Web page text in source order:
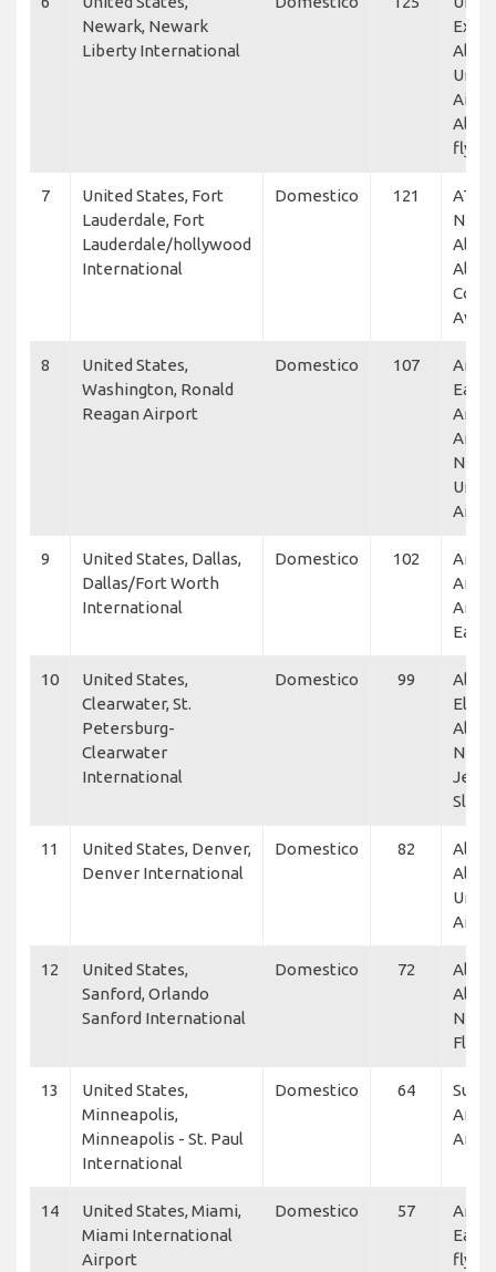
Newark, Newark
Liberty International
7
United States, Fort
Lauderdale, Fort
Lauderdale/hollywood
International
Domestico 121
ATI
8
United States,
Washington, Ronald
Reagan Airport
Domestico 107
9
United States, Dallas,
Dallas/Fort Worth
International
Domestico 102
10
United States,
Clearwater, St.
Petersburg-
Clearwater
International
Domestico 99
Elite
Jet,
11
United States, Denver,
Denver International
Domestico 82
12
United States,
Sanford, Orlando
Sanford International
Domestico 72
13
United States,
Minneapolis,
Minneapolis - St. Paul
International
Domestico 64
Sun
Air
14
United States, Miami,
Miami International
Airport
Domestico 57